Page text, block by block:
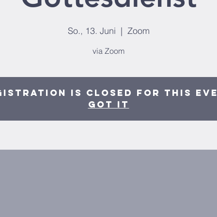
So., 13. Juni
  |
Zoom
via Zoom
is closed for this
Got It